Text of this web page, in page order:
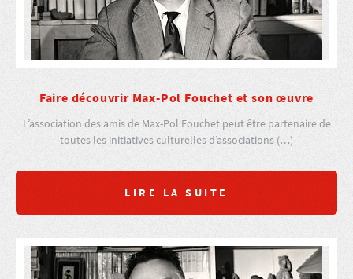
Faire découvrir Max-Pol Fouchet et son œuvre
L’association des amis de Max-Pol Fouchet peut être partenaire de
toutes les initiatives culturelles d’associations (…)
LIRE LA SUITE